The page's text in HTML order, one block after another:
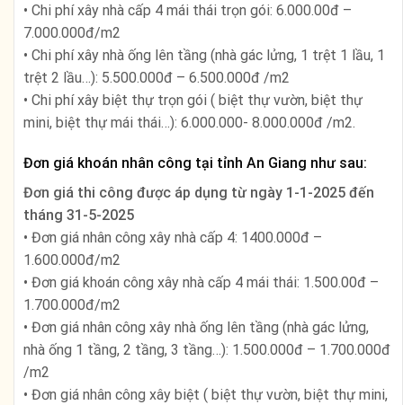
• Chi phí xây nhà cấp 4 mái thái trọn gói: 6.000.00đ –
7.000.000đ/m2
• Chi phí xây nhà ống lên tầng (nhà gác lửng, 1 trệt 1 lầu, 1
trệt 2 lầu…): 5.500.000đ – 6.500.000đ /m2
• Chi phí xây biệt thự trọn gói ( biệt thự vườn, biệt thự
mini, biệt thự mái thái…): 6.000.000- 8.000.000đ /m2.
Đơn giá khoán nhân công tại tỉnh An Giang như sau:
Đơn giá thi công được áp dụng từ ngày 1-1-2025 đến
tháng 31-5-2025
• Đơn giá nhân công xây nhà cấp 4: 1400.000đ –
1.600.000đ/m2
• Đơn giá khoán công xây nhà cấp 4 mái thái: 1.500.00đ –
1.700.000đ/m2
• Đơn giá nhân công xây nhà ống lên tầng (nhà gác lửng,
nhà ống 1 tầng, 2 tầng, 3 tầng…): 1.500.000đ – 1.700.000đ
/m2
• Đơn giá nhân công xây biệt ( biệt thự vườn, biệt thự mini,